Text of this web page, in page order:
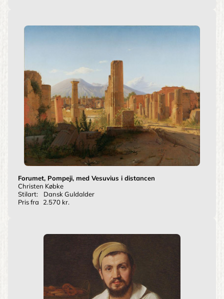
Forumet, Pompeji, med Vesuvius i distancen
Christen Købke
Stilart:
Dansk Guldalder
Pris fra
2.570 kr.